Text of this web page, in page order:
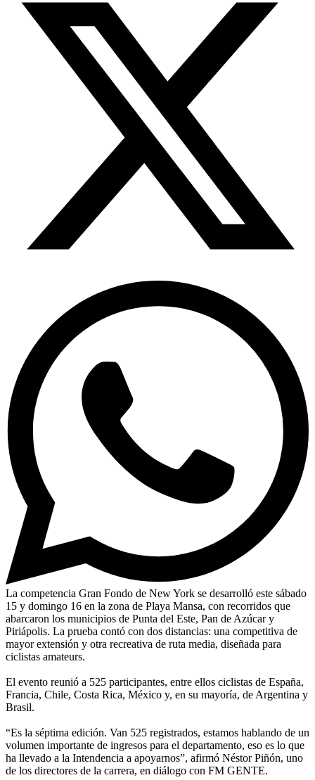
La competencia Gran Fondo de New York se desarrolló este sábado
15 y domingo 16 en la zona de Playa Mansa, con recorridos que
abarcaron los municipios de Punta del Este, Pan de Azúcar y
Piriápolis. La prueba contó con dos distancias: una competitiva de
mayor extensión y otra recreativa de ruta media, diseñada para
ciclistas amateurs.
El evento reunió a 525 participantes, entre ellos ciclistas de España,
Francia, Chile, Costa Rica, México y, en su mayoría, de Argentina y
Brasil.
“Es la séptima edición. Van 525 registrados, estamos hablando de un
volumen importante de ingresos para el departamento, eso es lo que
ha llevado a la Intendencia a apoyarnos”, afirmó Néstor Piñón, uno
de los directores de la carrera, en diálogo con FM GENTE.